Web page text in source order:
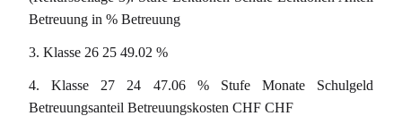
Betreuung in % Betreuung
3. Klasse 26 25 49.02 %
4. Klasse 27 24 47.06 % Stufe Monate Schulgeld
Betreuungsanteil Betreuungskosten CHF CHF